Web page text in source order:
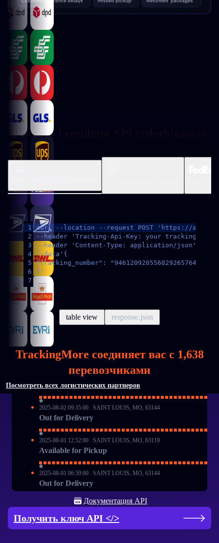
TrackingMore соединяет вас с 1,644
перевозчиками
Посмотреть всех логистических партнеров
Primery i rezultaty API otslezhivaniya
request header
1
2
3
4
5
6
7
curl --location --request POST 'https://
--header 'Tracking-Api-Key: your
--header 'Content-Type: application/json' \
--data'{
"tracking_number": "9461209205568292657642"
}'
table view response.json
2025-08-02 13:19:00 . SAINT LOUIS, MO, 63144
Delivered, Parcel Locker, Your item was delivered
to a parcel locker at 1:19 pm on August 2, 2025 in
SAINT LOUIS, MO 63144.
2025-08-02 09:35:00 . SAINT LOUIS, MO, 63144
Out for Delivery
2025-08-01 12:52:00 . SAINT LOUIS, MO, 63119
Available for Pickup
2025-08-01 06:59:00 . SAINT LOUIS, MO, 63144
Out for Delivery
2025-08-01 06:48:00 . SAINT LOUIS, MO, 63119
Arrived at Post Office
Документация API
Получить ключ API </>